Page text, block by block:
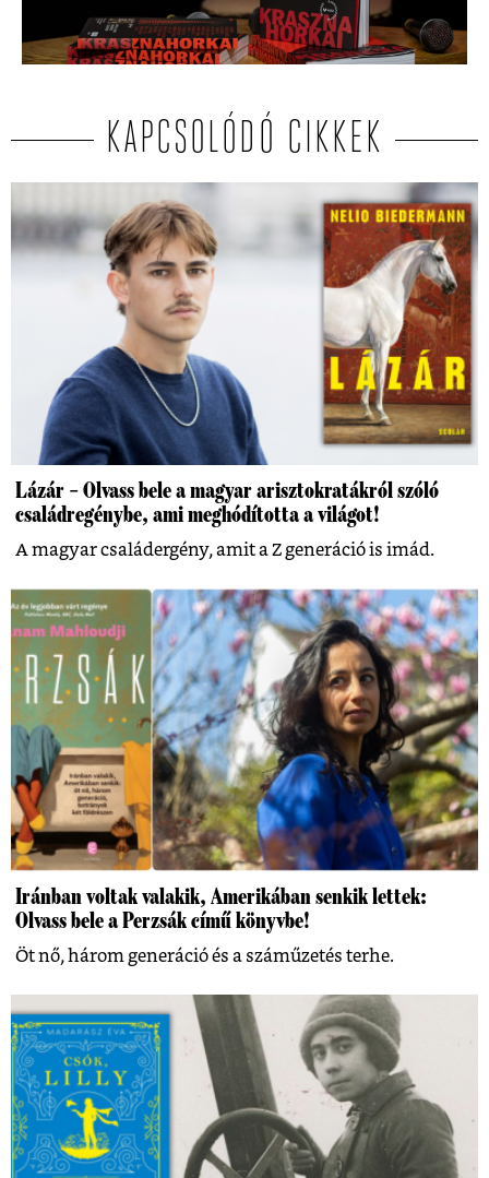
KAPCSOLÓDÓ CIKKEK
Lázár – Olvass bele a magyar arisztokratákról szóló
családregénybe, ami meghódította a világot!
A magyar családergény, amit a Z generáció is imád.
Iránban voltak valakik, Amerikában senkik lettek:
Olvass bele a Perzsák című könyvbe!
Öt nő, három generáció és a száműzetés terhe.